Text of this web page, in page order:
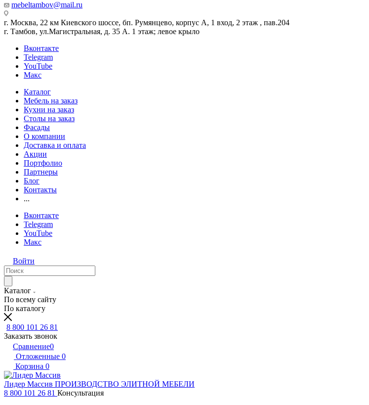
mebeltambov@mail.ru
г. Москва, 22 км Киевского шоссе, бп. Румянцево, корпус А, 1 вход, 2 этаж , пав.204
г. Тамбов, ул.Магистральная, д. 35 А. 1 этаж; левое крыло
Вконтакте
Telegram
YouTube
Макс
Каталог
Мебель на заказ
Кухни на заказ
Столы на заказ
Фасады
О компании
Доставка и оплата
Акции
Портфолио
Партнеры
Блог
Контакты
...
Вконтакте
Telegram
YouTube
Макс
Войти
Каталог
По всему сайту
По каталогу
8 800 101 26 81
Заказать звонок
Сравнение0
Отложенные 0
Корзина 0
Лидер Массив ПРОИЗВОДСТВО ЭЛИТНОЙ МЕБЕЛИ
8 800 101 26 81 Консультация